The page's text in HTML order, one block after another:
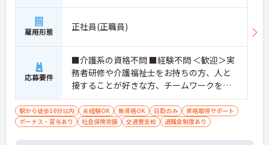
雇用形態 正社員(正職員)
応募要件
■介護系の資格不問 ■経験不問 ＜歓迎＞実
務者研修や介護福祉士をお持ちの方、人と
接することが好きな方、チームワークを重
視する人
駅から徒歩10分以内 未経験OK 無資格OK 日勤のみ
資格取得サポート
ボーナス・賞与あり
社会保険完備 交通費支給 退職金制度あり